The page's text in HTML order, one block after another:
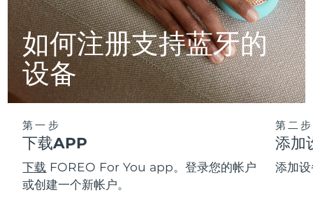
如何注册支持蓝牙的
设备
第一步
下载APP
下载 FOREO For You app。登录您的帐户
或创建一个新帐户。
第二步
添加
添加
LUNA™ 4 Men
For men, anti-aging massage
LUNA™ 4 mini
LUNA™ 4 go
For travel or gym bag
BEAR™ 2 eyes & lips
Microcurrent line smoothing device
面部提拉护理
BEAR™ 设备
All premium facelift devices
UFO™ 3 LED
Near-infrared and red light therapy
device
UFO™ 3 mini
Red light therapy device for young skin
UFO™ 3 go
issa™ 4 plus
Smart hybrid silicone sonic toothbrush
issa™ 4 smile
issa™ 4 baby
For ages 0-3
抗老
FAQ™ 101
Clinical anti-aging
FAQ™ 102
Advanced clinical anti-aging
LED治疗
NEW
FAQ™ 201
LED mask
FAQ™ 202
LED mask
生发
FAQ™ 301
LED hair strengthening scalp massager
NEW
FAQ™ 501
Full-Spectrum Red Light Therapy
NEW
加拿大 预计送达日期8/13/26
智利 预计送达日期8/13/26
中国 预计送达日期8/9/26
哥伦比亚 8/13/26
克罗地亚
塞浦路斯